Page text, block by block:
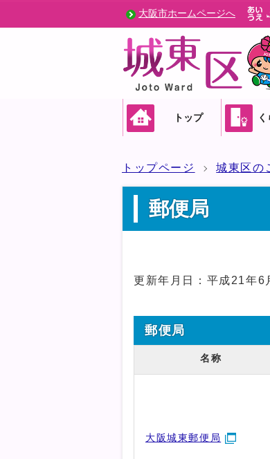
大阪市ホームページへ
トップ
トップページ 城東区の
郵便局
更新年月日：平成21年6
郵便局
名称
大阪城東郵便局